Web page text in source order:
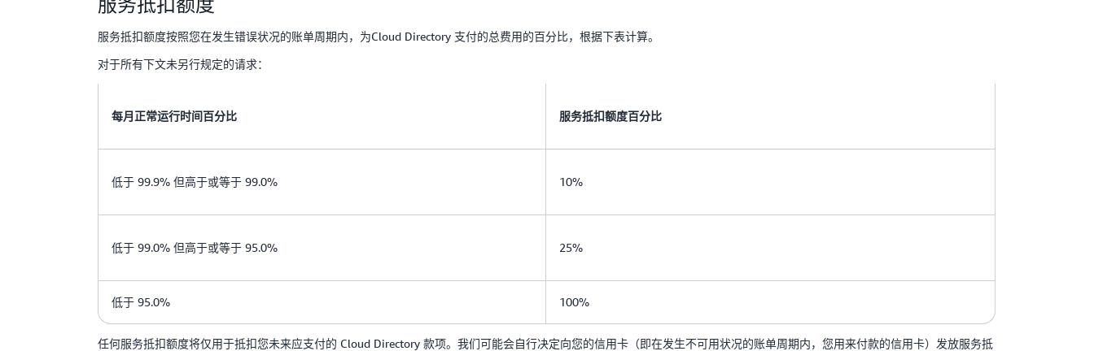
服务抵扣额度按照您在发生错误状况的账单周期内，为Cloud Directory 支付的总费用的百分比，根据下表计算。
对于所有下文未另行规定的请求：
每月正常运行时间百分比 服务抵扣额度百分比
低于 99.9% 但高于或等于 99.0% 10%
低于 99.0% 但高于或等于 95.0% 25%
低于 95.0% 100%
任何服务抵扣额度将仅用于抵扣您未来应支付的 Cloud Directory 款项。我们可能会自行决定向您的信用卡（即在发生不可用状况的账单周期内，您用来付款的信用卡）发放服务抵